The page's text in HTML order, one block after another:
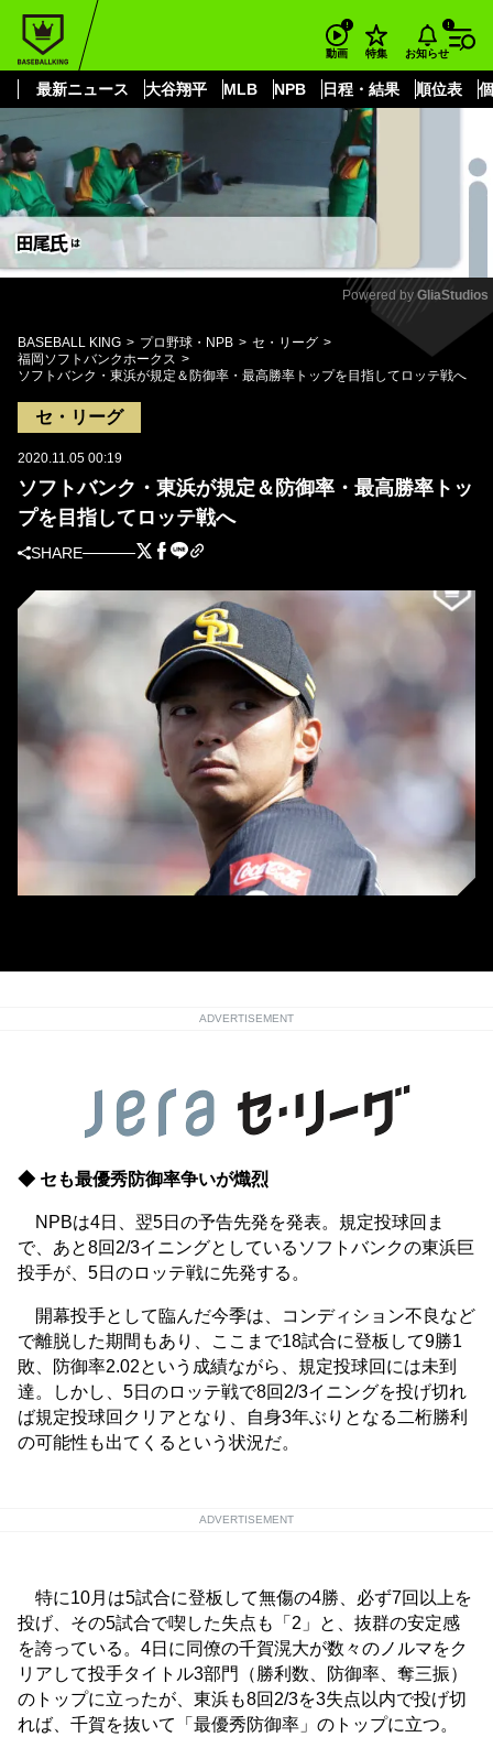
動画 特集 お知らせ
最新ニュース 大谷翔平 MLB NPB 日程・結果 順位表
もっと見る
Mute
Powered by GliaStudios
BASEBALL KING プロ野球・NPB
セ・リーグ
福岡ソフトバンクホークス
ソフトバンク・東浜が規定＆防御率・最高勝率トップを目指してロッテ戦へ
セ・リーグ
2020.11.05 00:19
ソフトバンク・東浜が規定＆防御率・最高勝率トッ
プを目指してロッテ戦へ
SHARE
ADVERTISEMENT
◆ セも最優秀防御率争いが熾烈
NPBは4日、翌5日の予告先発を発表。規定投球回ま
で、あと8回2/3イニングとしているソフトバンクの東浜巨
投手が、5日のロッテ戦に先発する。
開幕投手として臨んだ今季は、コンディション不良など
で離脱した期間もあり、ここまで18試合に登板して9勝1
敗、防御率2.02という成績ながら、規定投球回には未到
達。しかし、5日のロッテ戦で8回2/3イニングを投げ切れ
ば規定投球回クリアとなり、自身3年ぶりとなる二桁勝利
の可能性も出てくるという状況だ。
ADVERTISEMENT
特に10月は5試合に登板して無傷の4勝、必ず7回以上を
投げ、その5試合で喫した失点も「2」と、抜群の安定感
を誇っている。4日に同僚の千賀滉大が数々のノルマをク
リアして投手タイトル3部門（勝利数、防御率、奪三振）
のトップに立ったが、東浜も8回2/3を3失点以内で投げ切
れば、千賀を抜いて「最優秀防御率」のトップに立つ。